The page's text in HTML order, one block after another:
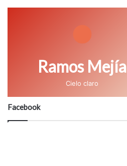
Ramos Mejía
Cielo claro
Facebook